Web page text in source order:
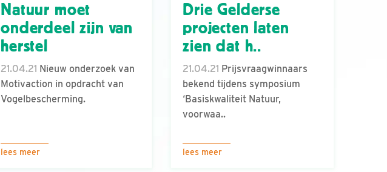
Natuur moet
onderdeel zijn van
herstel
21.04.21 Nieuw onderzoek van
Motivaction in opdracht van
Vogelbescherming.
lees meer
Drie Gelderse
projecten laten
zien dat h..
21.04.21 Prijsvraagwinnaars
bekend tijdens symposium
‘Basiskwaliteit Natuur,
voorwaa..
lees meer